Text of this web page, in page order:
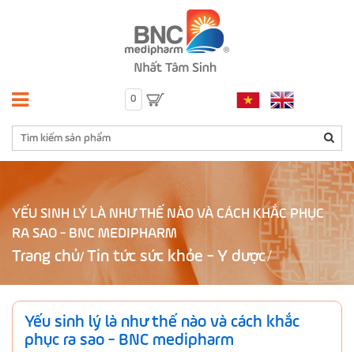
0
YẾU SINH LÝ LÀ NHƯ THẾ NÀO VÀ CÁCH KHẮC PHỤC
RA SAO - BNC MEDIPHARM
Trang chủ/ Tin tức sức khỏe - Y dược
Yếu sinh lý là như thế nào và cách khắc
phục ra sao - BNC medipharm